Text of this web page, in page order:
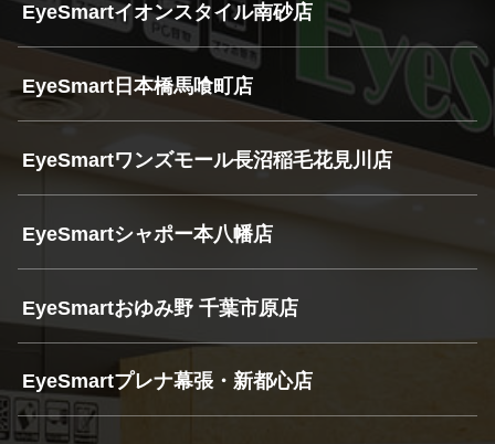
EyeSmartイオンスタイル南砂店
EyeSmart日本橋馬喰町店
EyeSmartワンズモール長沼稲毛花見川店
EyeSmartシャポー本八幡店
EyeSmartおゆみ野 千葉市原店
EyeSmartプレナ幕張・新都心店